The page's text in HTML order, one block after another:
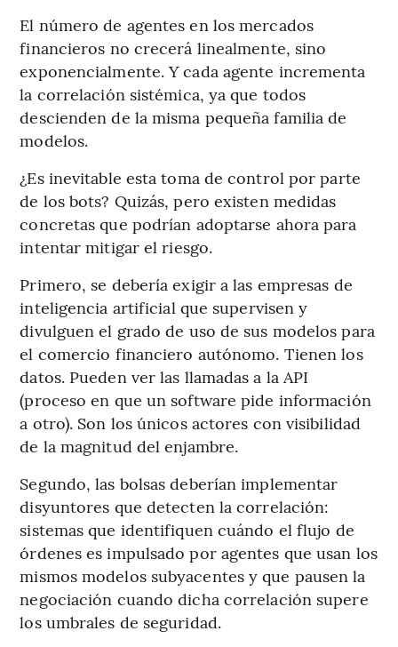
El número de agentes en los mercados
financieros no crecerá linealmente, sino
exponencialmente. Y cada agente incrementa
la correlación sistémica, ya que todos
descienden de la misma pequeña familia de
modelos.
¿Es inevitable esta toma de control por parte
de los bots? Quizás, pero existen medidas
concretas que podrían adoptarse ahora para
intentar mitigar el riesgo.
Primero, se debería exigir a las empresas de
inteligencia artificial que supervisen y
divulguen el grado de uso de sus modelos para
el comercio financiero autónomo. Tienen los
datos. Pueden ver las llamadas a la API
(proceso en que un software pide información
a otro). Son los únicos actores con visibilidad
de la magnitud del enjambre.
Segundo, las bolsas deberían implementar
disyuntores que detecten la correlación:
sistemas que identifiquen cuándo el flujo de
órdenes es impulsado por agentes que usan los
mismos modelos subyacentes y que pausen la
negociación cuando dicha correlación supere
los umbrales de seguridad.